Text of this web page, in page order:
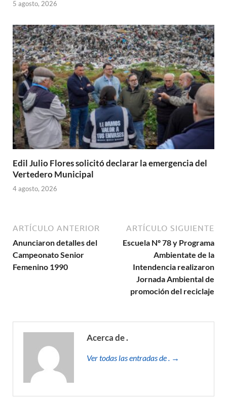
5 agosto, 2026
Edil Julio Flores solicitó declarar la emergencia del
Vertedero Municipal
4 agosto, 2026
ARTÍCULO ANTERIOR
Anunciaron detalles del
Campeonato Senior
Femenino 1990
ARTÍCULO SIGUIENTE
Escuela Nº 78 y Programa
Ambientate de la
Intendencia realizaron
Jornada Ambiental de
promoción del reciclaje
Acerca de .
Ver todas las entradas de . →